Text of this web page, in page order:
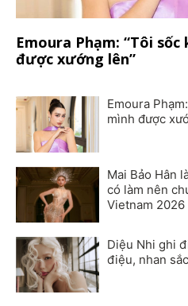
Emoura Phạm: “Tôi
được xướng lên”
Emoura
mình được
Mai Bảo Hân
có làm nên
Vietnam 2026
Diệu Nhi ghi
điệu, nhan